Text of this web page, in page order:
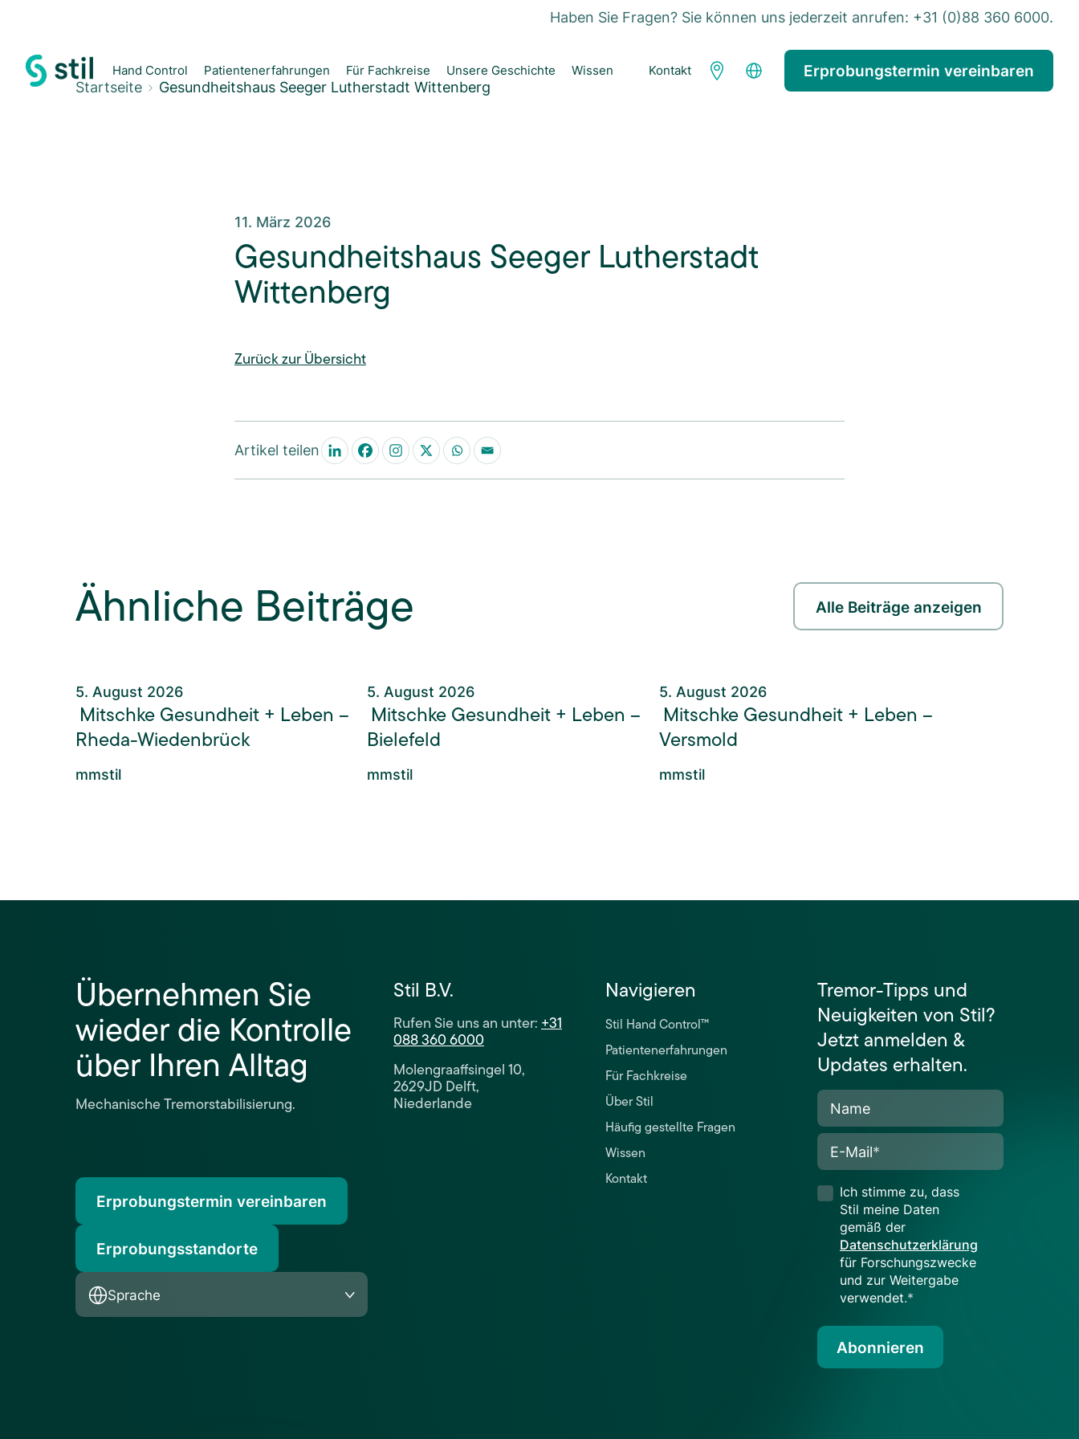
Haben Sie Fragen? Sie können uns jederzeit anrufen: +31 (0)88 360 6000.
Hand Control Patientenerfahrungen Für Fachkreise Unsere Geschichte Wissen Kontakt Erprobungstermin vereinbaren
Startseite Gesundheitshaus Seeger Lutherstadt Wittenberg
11. März 2026
Gesundheitshaus Seeger Lutherstadt
Wittenberg
Zurück zur Übersicht
Artikel teilen
Ähnliche Beiträge Alle Beiträge anzeigen
5. August 2026
Mitschke Gesundheit + Leben –
Rheda-Wiedenbrück
mmstil
5. August 2026
Mitschke Gesundheit + Leben –
Bielefeld
mmstil
5. August 2026
Mitschke Gesundheit + Leben –
Versmold
mmstil
Übernehmen Sie
wieder die Kontrolle
über Ihren Alltag
Mechanische Tremorstabilisierung.
Erprobungstermin vereinbaren
Erprobungsstandorte
Sprache
Stil B.V.
Rufen Sie uns an unter:+31
088 360 6000
Molengraaffsingel 10,
2629JD Delft,
Niederlande
Navigieren
Stil Hand Control™
Patientenerfahrungen
Für Fachkreise
Über Stil
Häufig gestellte Fragen
Wissen
Kontakt
Tremor-Tipps und
Neuigkeiten von Stil?
Jetzt anmelden &
Updates erhalten.
Name
E-Mail*
Ich stimme zu, dass
Stil meine Daten
gemäß der
Datenschutzerklärung
für Forschungszwecke
und zur Weitergabe
verwendet.*
Abonnieren